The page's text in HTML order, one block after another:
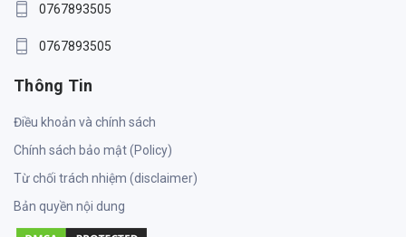
0767893505
0767893505
Thông Tin
Điều khoản và chính sách
Chính sách bảo mật (Policy)
Từ chối trách nhiệm (disclaimer)
Bản quyền nội dung